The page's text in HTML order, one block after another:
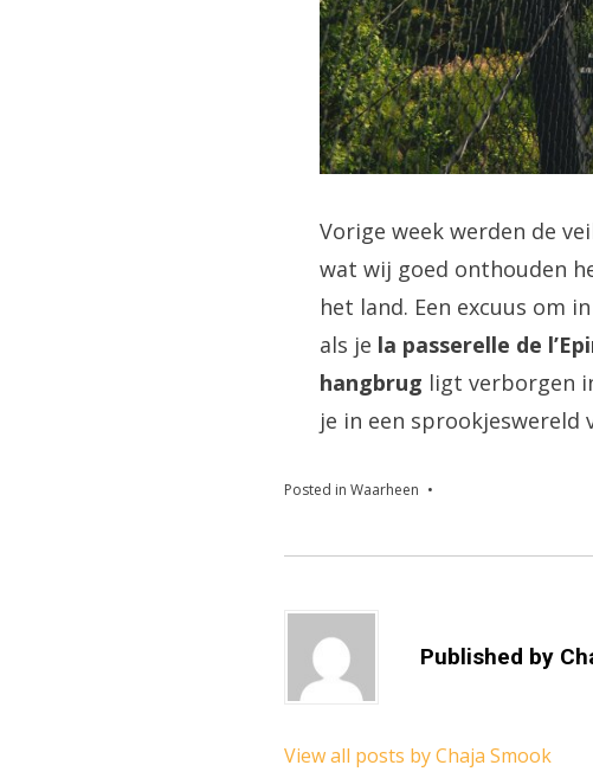
Vorige week werden de
wat wij goed onthouden
het land. Een excuus om
als je la passerelle de
hangbrug ligt verborgen
je in een sprookjeswereld
Posted in Waarheen
Published by
View all posts by Chaja Smook